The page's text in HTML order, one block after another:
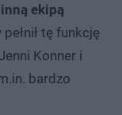
ekipą
tę funkcję
Konner i
bardzo